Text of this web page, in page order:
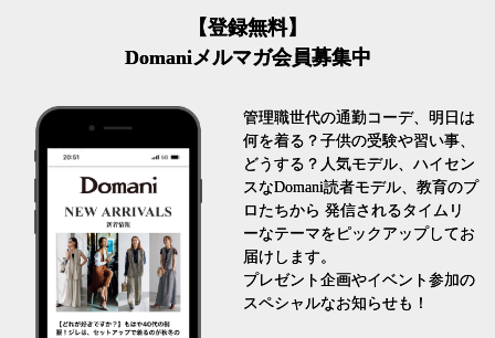
【登録無料】
Domaniメルマガ会員募集中
管理職世代の通勤コーデ、明日は
何を着る？子供の受験や習い事、
どうする？人気モデル、ハイセン
スなDomani読者モデル、教育のプ
ロたちから 発信されるタイムリ
ーなテーマをピックアップしてお
届けします。
プレゼント企画やイベント参加の
スペシャルなお知らせも！